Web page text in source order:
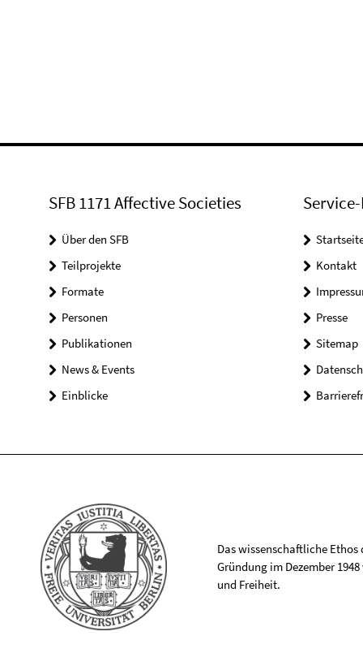
SFB 1171 Affective Societies
Über den SFB
Teilprojekte
Formate
Personen
Publikationen
News & Events
Einblicke
Kontakt
Presse
Sitemap
Das wissenschaftliche
Gründung im Dezember
und Freiheit.